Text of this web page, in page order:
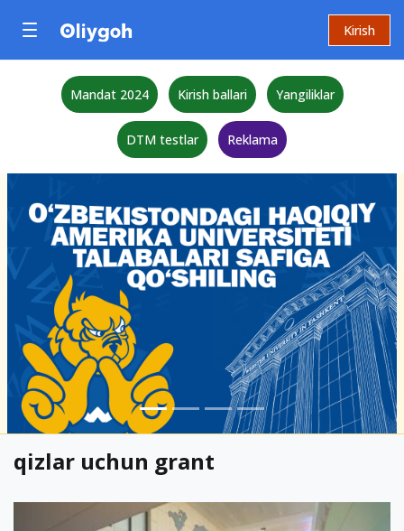
Kirish
Mandat 2024 Kirish ballari Yangiliklar
DTM testlar Reklama
qizlar uchun grant